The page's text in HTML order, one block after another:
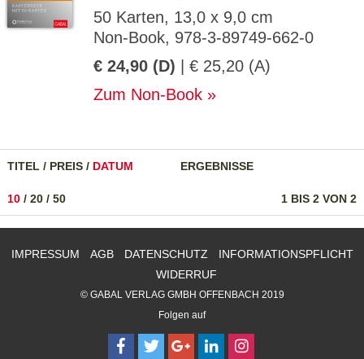
50 Karten, 13,0 x 9,0 cm
Non-Book, 978-3-89749-662-0
€ 24,90 (D) | € 25,20 (A)
Zum Non-Book
TITEL / PREIS / DATUM ERGEBNISSE
1 BIS 2 VON 2
10 / 20 / 50
IMPRESSUM AGB DATENSCHUTZ
INFORMATIONSPFLICHT
WIDERRUF
© GABAL VERLAG GMBH OFFENBACH 2019
Folgen auf